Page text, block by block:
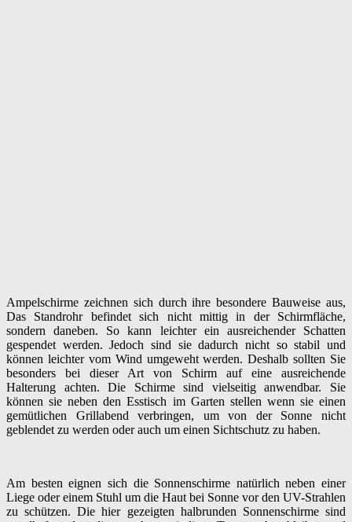
Ampelschirme zeichnen sich durch ihre besondere Bauweise aus,
Das Standrohr befindet sich nicht mittig in der Schirmfläche,
sondern daneben. So kann leichter ein ausreichender Schatten
gespendet werden. Jedoch sind sie dadurch nicht so stabil und
können leichter vom Wind umgeweht werden. Deshalb sollten Sie
besonders bei dieser Art von Schirm auf eine ausreichende
Halterung achten. Die Schirme sind vielseitig anwendbar. Sie
können sie neben den Esstisch im Garten stellen wenn sie einen
gemütlichen Grillabend verbringen, um von der Sonne nicht
geblendet zu werden oder auch um einen Sichtschutz zu haben.
Am besten eignen sich die Sonnenschirme natürlich neben einer
Liege oder einem Stuhl um die Haut bei Sonne vor den UV-Strahlen
zu schützen. Die hier gezeigten halbrunden Sonnenschirme sind